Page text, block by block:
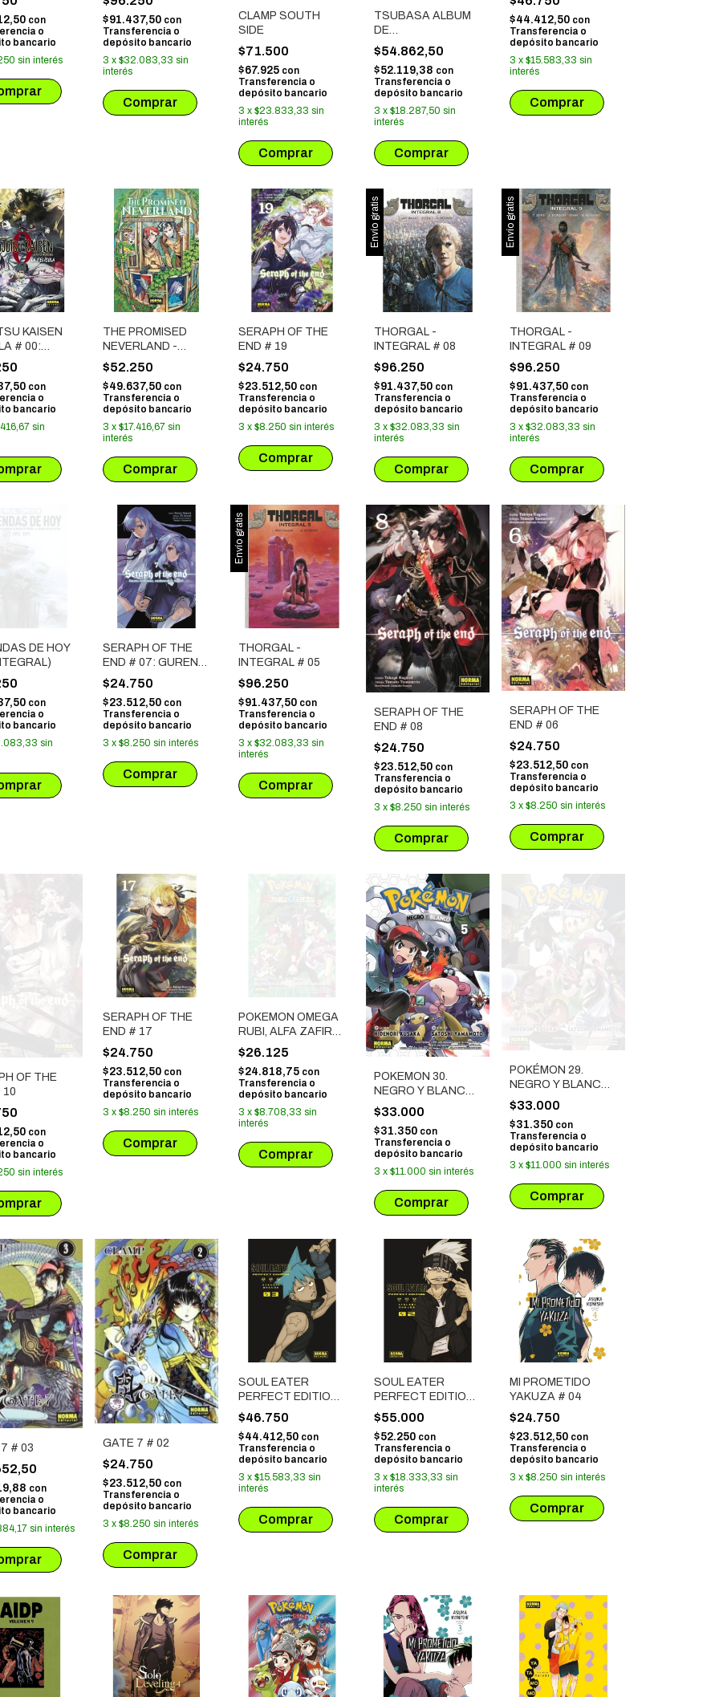
con
o
bancario
sin interés
$91.437,50 con
Transferencia o
depósito bancario
3 x $32.083,33 sin
interés
CLAMP SOUTH
SIDE
$71.500
$67.925 con
Transferencia o
depósito bancario
3 x $23.833,33 sin
interés
TSUBASA ALBUM
DE
REPRODUCCIONES
# 02
$54.862,50
$52.119,38 con
Transferencia o
depósito bancario
3 x $18.287,50 sin
interés
$44.412,50 con
Transferencia o
depósito bancario
3 x $15.583,33 sin
interés
KAISEN
# 00:
DE
LA
con
o
bancario
sin
THE PROMISED
NEVERLAND -
CRONICAS DE
UNOS
COMPAÑEROS DE
ARMAS
$52.250
$49.637,50 con
Transferencia o
depósito bancario
3 x $17.416,67 sin
interés
SERAPH OF THE
END # 19
$24.750
$23.512,50 con
Transferencia o
depósito bancario
3 x $8.250 sin interés
Envío gratis
THORGAL -
INTEGRAL # 08
$96.250
$91.437,50 con
Transferencia o
depósito bancario
3 x $32.083,33 sin
interés
Envío gratis
THORGAL -
INTEGRAL # 09
$96.250
$91.437,50 con
Transferencia o
depósito bancario
3 x $32.083,33 sin
interés
DE HOY
con
o
bancario
sin
SERAPH OF THE
END # 07: GUREN
ICHINOSE,
CATASTROFE A
LOS DIECISEIS
$24.750
$23.512,50 con
Transferencia o
depósito bancario
3 x $8.250 sin interés
Envío gratis
THORGAL -
INTEGRAL # 05
$96.250
$91.437,50 con
Transferencia o
depósito bancario
3 x $32.083,33 sin
interés
SERAPH OF THE
END # 08
$24.750
$23.512,50 con
Transferencia o
depósito bancario
3 x $8.250 sin interés
SERAPH OF THE
END # 06
$24.750
$23.512,50 con
Transferencia o
depósito bancario
3 x $8.250 sin interés
OF THE
10
con
o
bancario
sin interés
SERAPH OF THE
END # 17
$24.750
$23.512,50 con
Transferencia o
depósito bancario
3 x $8.250 sin interés
POKEMON OMEGA
RUBI, ALFA ZAFIRO
# 03
$26.125
$24.818,75 con
Transferencia o
depósito bancario
3 x $8.708,33 sin
interés
POKEMON 30.
NEGRO Y BLANCO
5
$33.000
$31.350 con
Transferencia o
depósito bancario
3 x $11.000 sin interés
POKÉMON 29.
NEGRO Y BLANCO
4
$33.000
$31.350 con
Transferencia o
depósito bancario
3 x $11.000 sin interés
# 03
con
o
bancario
sin interés
GATE 7 # 02
$24.750
$23.512,50 con
Transferencia o
depósito bancario
3 x $8.250 sin interés
SOUL EATER
PERFECT EDITION
# 03
$46.750
$44.412,50 con
Transferencia o
depósito bancario
3 x $15.583,33 sin
interés
SOUL EATER
PERFECT EDITION
# 02
$55.000
$52.250 con
Transferencia o
depósito bancario
3 x $18.333,33 sin
interés
MI PROMETIDO
YAKUZA # 04
$24.750
$23.512,50 con
Transferencia o
depósito bancario
3 x $8.250 sin interés